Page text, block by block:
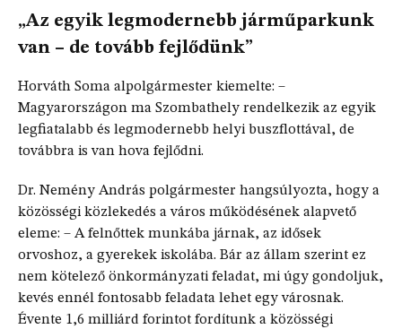
„Az egyik legmodernebb járműparkunk
van – de tovább fejlődünk”
Horváth Soma alpolgármester kiemelte: –
Magyarországon ma Szombathely rendelkezik az egyik
legfiatalabb és legmodernebb helyi buszflottával, de
továbbra is van hova fejlődni.
Dr. Nemény András polgármester hangsúlyozta, hogy a
közösségi közlekedés a város működésének alapvető
eleme: – A felnőttek munkába járnak, az idősek
orvoshoz, a gyerekek iskolába. Bár az állam szerint ez
nem kötelező önkormányzati feladat, mi úgy gondoljuk,
kevés ennél fontosabb feladata lehet egy városnak.
Évente 1,6 milliárd forintot fordítunk a közösségi